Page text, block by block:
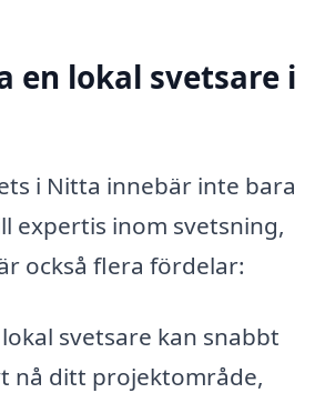
en lokal svetsare i
i Nitta innebär inte bara
expertis inom svetsning,
också flera fördelar:
lokal svetsare kan snabbt
nå ditt projektområde,